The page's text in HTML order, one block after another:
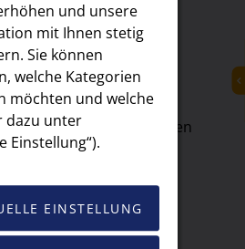
Langeweile
im Arbeitsalltag
echter Aufgaben
statt Routinearbeiten
Einblicke ins Team
und unsere
mit Ihnen stetig
Sie können
welche Kategorien
möchten und welche
dazu unter
Einstellung“).
EINSTELLUNG